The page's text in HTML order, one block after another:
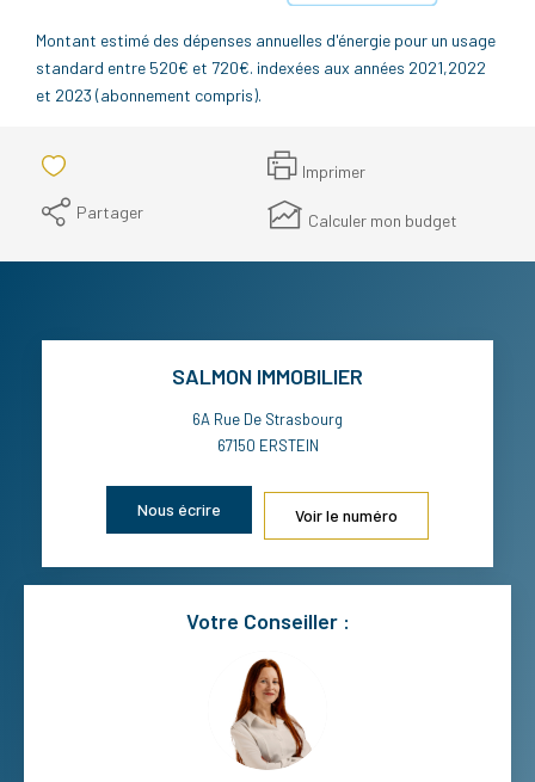
Montant estimé des dépenses annuelles d'énergie pour un usage
standard entre 520€ et 720€. indexées aux années 2021,2022
et 2023 (abonnement compris).
Imprimer
Partager
Calculer mon budget
SALMON IMMOBILIER
6A Rue De Strasbourg
67150 ERSTEIN
Nous écrire Voir le numéro
Votre Conseiller :